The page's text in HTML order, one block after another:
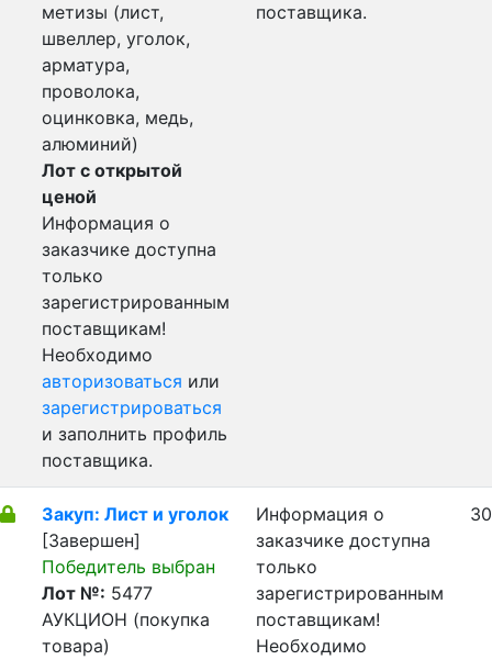
метизы (лист,
швеллер, уголок,
арматура,
проволока,
оцинковка, медь,
алюминий)
Лот с открытой
ценой
Информация о
заказчике доступна
только
зарегистрированным
поставщикам!
Необходимо
авторизоваться или
зарегистрироваться
и заполнить профиль
поставщика.
поставщика.
Закуп: Лист и уголок
[Завершен]
Победитель выбран
Лот №: 5477
АУКЦИОН (покупка
товара)
Информация о
заказчике доступна
только
зарегистрированным
поставщикам!
Необходимо